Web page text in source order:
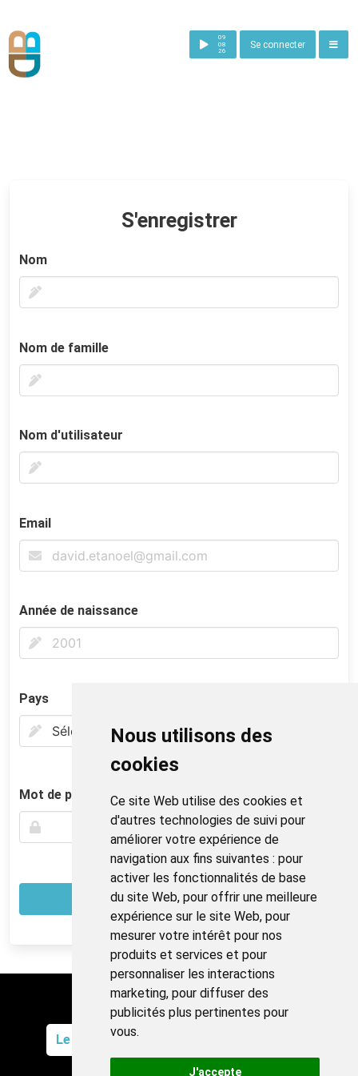
Nous utilisons des
cookies
Ce site Web utilise des cookies et
d'autres technologies de suivi pour
améliorer votre expérience de
navigation aux fins suivantes : pour
activer les fonctionnalités de base
du site Web, pour offrir une meilleure
expérience sur le site Web, pour
mesurer votre intérêt pour nos
produits et services et pour
personnaliser les interactions
marketing, pour diffuser des
publicités plus pertinentes pour
vous.
J'accepte
09
08
26
Se connecter
×
S'enregistrer
Nom
Nom de famille
Nom d'utilisateur
Email
Année de naissance
Pays
Mot de passe
Partenaires Contact
Le jeu Les réponses